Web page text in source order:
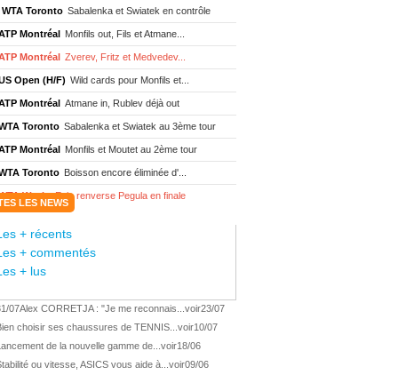
WTA Toronto Sabalenka et Swiatek en contrôle
Montréal Monfils out, Fils et Atmane...
Montréal Zverev, Fritz et Medvedev...
Open (H/F) Wild cards pour Monfils et...
Montréal Atmane in, Rublev déjà out
Toronto Sabalenka et Swiatek au 3ème tour
Montréal Monfils et Moutet au 2ème tour
Toronto Boisson encore éliminée d'...
Wash. Eala renverse Pegula en finale
Memphis Liutova, 16 ans et déjà titrée
ATP Wash.
Wash. Eala domine Svitolina
Wash. De Minaur éliminé en 1/4
LES NEWS
+ récents
+ commentés
+ lus
07Alex CORRETJA : "Je me reconnais... voir23/07
choisir ses chaussures de TENNIS... voir10/07
de la nouvelle gamme de... voir18/06
ou vitesse, ASICS vous aide à... voir09/06